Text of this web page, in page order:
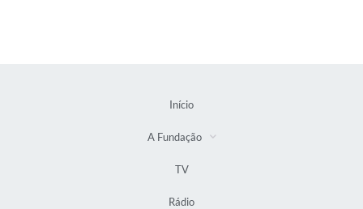
Início
A Fundação
TV
Rádio